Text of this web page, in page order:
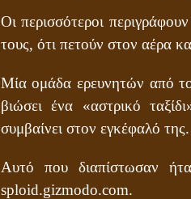
Οι περισσότεροι
τους, ότι πετούν στον αέρα
Μία ομάδα ερευνητών από
βιώσει ένα «αστρικό
συμβαίνει στον εγκέφαλό της.
Αυτό που διαπίστωσαν
sploid.gizmodo.com.